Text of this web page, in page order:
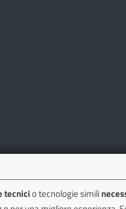
tecnicio tecnologie simili